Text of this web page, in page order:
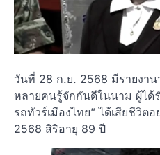
วันที่ 28 ก.ย. 2568 มีรายงา
หลายคนรู้จักกันดีในนาม ผู้ได้
รถทัวร์เมืองไทย” ได้เสียชีวิต
2568 สิริอายุ 89 ปี